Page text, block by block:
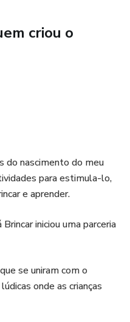
criou o
do nascimento do meu
para estimula-lo,
e aprender.
iniciou uma parceria
se uniram com o
onde as crianças